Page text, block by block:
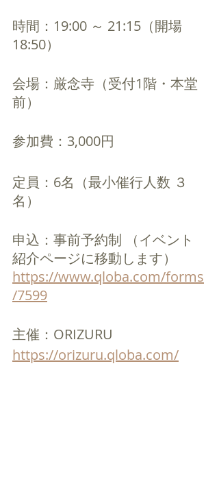
時間：19:00 ～ 21:15（開場
18:50）
会場：厳念寺（受付1階・本堂
前）
参加費：3,000円
定員：6名（最小催行人数 ３
名）
申込：事前予約制 （イベント
紹介ページに移動します）
https://www.qloba.com/forms
/7599
主催：ORIZURU
https://orizuru.qloba.com/